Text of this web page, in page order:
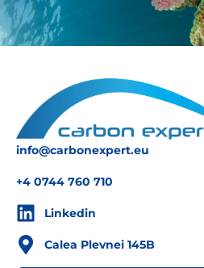
info@carbonexpert.eu
+4 0744 760 710
Linkedin
Calea Plevnei 145B